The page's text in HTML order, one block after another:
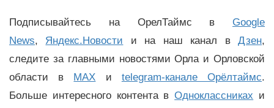
Подписывайтесь на ОрелТаймс в Google
News, Яндекс.Новости и на наш канал вДзен,
следите за главными новостями Орла и Орловской
области в MAX и telegram-канале Орёлтаймс.
Больше интересного контента вОдноклассниках и